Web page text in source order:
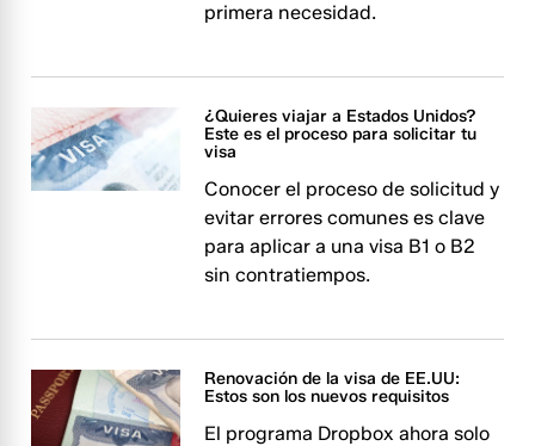
primera necesidad.
¿Quieres viajar a Estados Unidos?
Este es el proceso para solicitar tu
visa
Conocer el proceso de solicitud y
evitar errores comunes es clave
para aplicar a una visa B1 o B2
sin contratiempos.
Renovación de la visa de EE.UU:
Estos son los nuevos requisitos
El programa Dropbox ahora solo